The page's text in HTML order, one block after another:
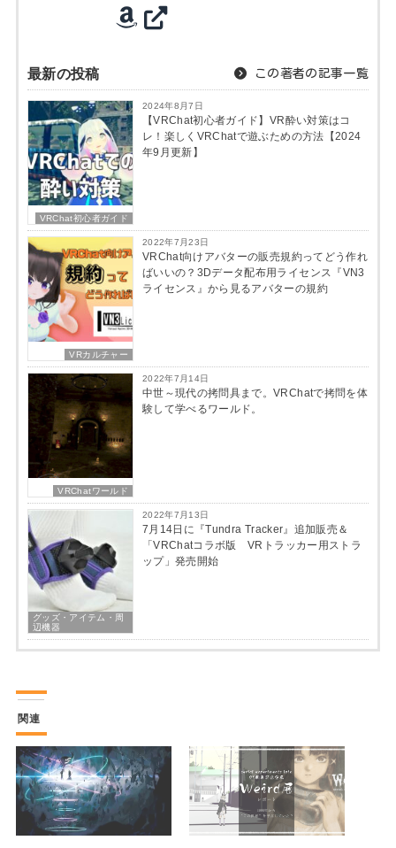
最新の投稿 この著者の記事一覧
VRChat初心者ガイド
2024年8月7日
【VRChat初心者ガイド】VR酔い対策はコ
レ！楽しくVRChatで遊ぶための方法【2024
年9月更新】
VRカルチャー
2022年7月23日
VRChat向けアバターの販売規約ってどう作れ
ばいいの？3Dデータ配布用ライセンス『VN3
ライセンス』から見るアバターの規約
VRChatワールド
2022年7月14日
中世～現代の拷問具まで。VRChatで拷問を体
験して学べるワールド。
グッズ・アイテム・周
辺機器
2022年7月13日
7月14日に『Tundra Tracker』追加販売＆
「VRChatコラボ版 VRトラッカー用ストラ
ップ」発売開始
関連